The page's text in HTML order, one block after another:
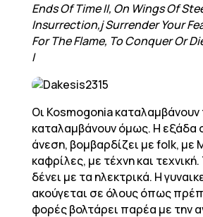
Ends Of Time II, On Wings Of
Insurrection,j Surrender Your
For The Flame, To Conquer Or
I
Οι Kosmogonia καταλαμβάνουν
καταλαμβάνουν όμως. Η εξάδα
άνεση, βομβαρδίζει με folk, με
καφρίλες, με τέχνη και
δένει με τα ηλεκτρικά. Η
ακούγεται σε όλους όπως
φορές βολτάρει παρέα με την